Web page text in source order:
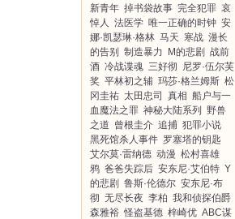
新青年 掉书袋故事 完全犯罪 哀
悼人 法医学 唯一正确的时钟 安
娜·凯瑟琳·格林 马天 寒战 漫长
的告别
制造暴力 M的悲剧 战前
酒 冷战谍魂 三好彻 尼罗·伍尔芙
奖 平林初之辅 玛莎·格兰姆斯 松
冈圭祐 太田忠司 真相 船户与一
血魔法之罪 神秘大陆系列
野兽
之道 曾根圭介 追捕 犯罪小说
黑死馆杀人事件 罗塞塔的钥匙
艾尔莫·雷纳德 动漫 松村喜雄
鸦 爸爸失踪后 安东尼·艾伯特 Y
的悲剧 鲁斯·伦德尔 安东尼·布
彻 无尽长夜 李柏 我和侦探伯爵
森雅裕 怪盗基德 梓崎优 ABC谋